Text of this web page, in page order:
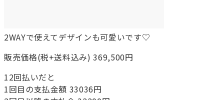
2WAYで使えてデザインも可愛いです♡
販売価格(税+送料込み) 369,500円
12回払いだと
1回目の支払金額 33036円